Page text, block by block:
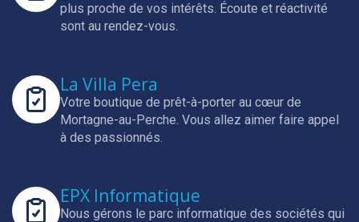
plus proche de vos intérêts. Écoute et réactivité
sont au rendez-vous.
La Villa Pera
Votre boutique de prêt-à-porter au cœur de
Mortagne-au-Perche. Vous allez aimer faire appel
à des passionnés.
EPX Informatique
Nous gérons le parc informatique des sociétés qui